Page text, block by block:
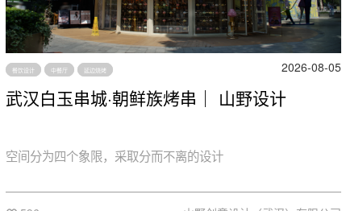
餐饮设计 中餐厅 延边烧烤 2026-08-05
武汉白玉串城·朝鲜族烤串｜ 山野设计
空间分为四个象限，采取分而不离的设计